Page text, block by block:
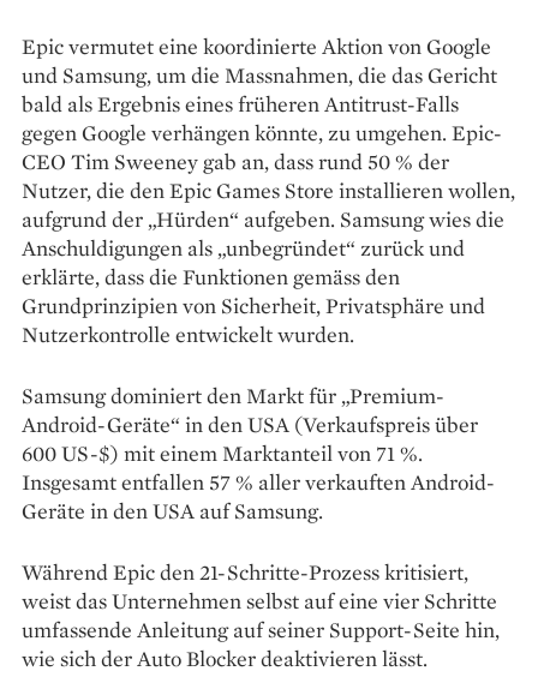
Epic vermutet eine koordinierte Aktion von Google
und Samsung, um die Massnahmen, die das Gericht
bald als Ergebnis eines früheren Antitrust-Falls
gegen Google verhängen könnte, zu umgehen. Epic-
CEO Tim Sweeney gab an, dass rund 50 % der
Nutzer, die den Epic Games Store installieren wollen,
aufgrund der „Hürden“ aufgeben. Samsung wies die
Anschuldigungen als „unbegründet“ zurück und
erklärte, dass die Funktionen gemäss den
Grundprinzipien von Sicherheit, Privatsphäre und
Nutzerkontrolle entwickelt wurden.
Samsung dominiert den Markt für „Premium-
Android-Geräte“ in den USA (Verkaufspreis über
600 US-$) mit einem Marktanteil von 71 %.
Insgesamt entfallen 57 % aller verkauften Android-
Geräte in den USA auf Samsung.
Während Epic den 21-Schritte-Prozess kritisiert,
weist das Unternehmen selbst auf eine vier Schritte
umfassende Anleitung auf seiner Support-Seite hin,
wie sich der Auto Blocker deaktivieren lässt.